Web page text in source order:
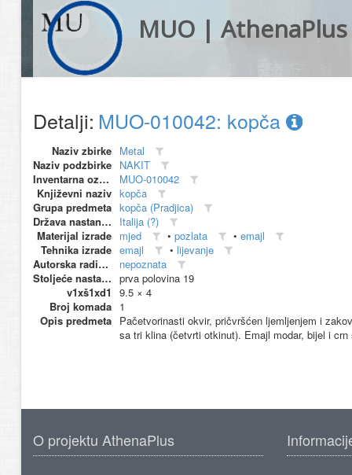
MUO | AthenaPlus
Detalji: MUO-010042: kopča
Naziv zbirke Metal
Naziv podzbirke NAKIT
Inventarna oznaka
MUO-010042
Književni naziv kopča
Grupa predmeta kopča (Pradjica)
Država nastanka
Italija (?)
Materijal izrade mjed • pozlata • emajl
Tehnika izrade emajl • lijevanje
Autorska radionica (proizvođač)
nepoznata
Stoljeće nastanka prva polovina 19
v1xš1xd1
9.5 × 4
Broj komada 1
Opis predmeta Pačetvorinasti okvir, pričvršćen ljemljenjem i
sa tri klina (četvrti otkinut). Emajl modar, bijel i
O projektu AthenaPlus